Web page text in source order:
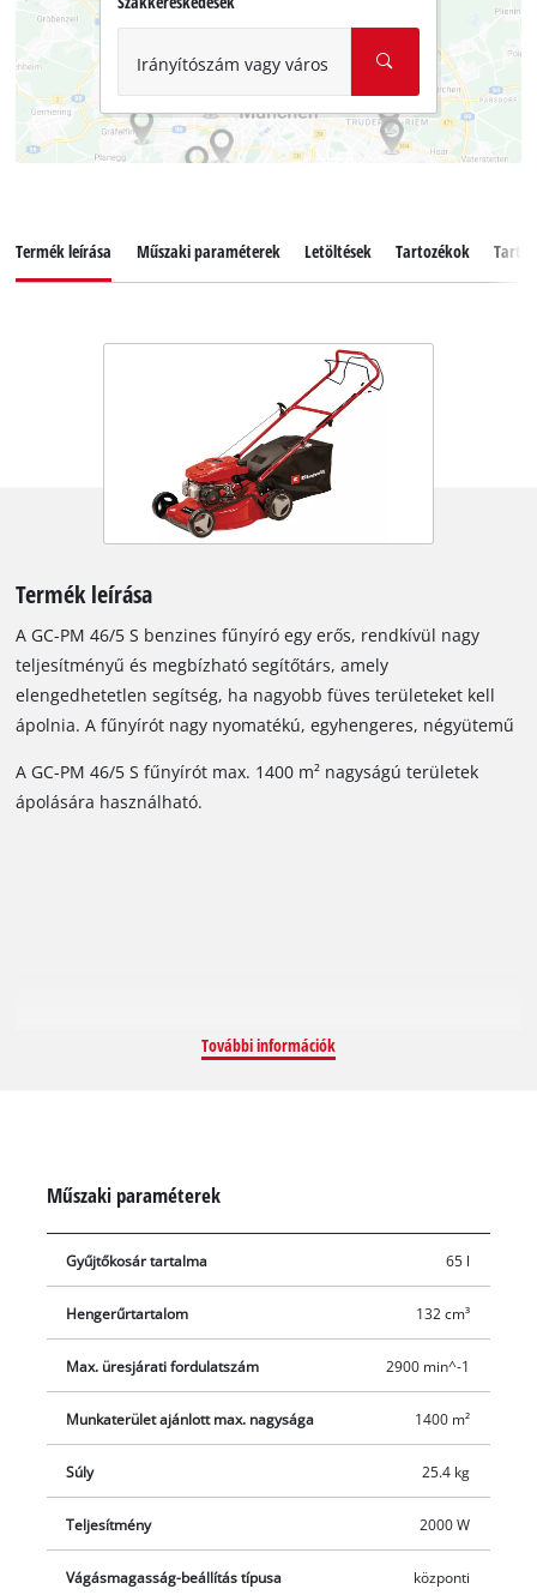
Irányítószám vagy város
Termék leírása Műszaki paraméterek Letöltések Tartozékok
Termék leírása
A GC-PM 46/5 S benzines fűnyíró egy erős, rendkívül nagy
teljesítményű és megbízható segítőtárs, amely
elengedhetetlen segítség, ha nagyobb füves területeket kell
ápolnia. A fűnyírót nagy nyomatékú, egyhengeres, négyütemű
pedig minden terepen megkönnyíti a fűnyírást. A
kilencfokozatú központi magasságállítás segítségével
fűnek; még akkor is, ha nagyobb területeket kell
A GC-PM 46/5 S fűnyírót max. 1400 m² nagyságú területek
ápolására használható.
További információk
Műszaki paraméterek
Gyűjtőkosár tartalma 65 l
Hengerűrtartalom 132 cm³
Max. üresjárati fordulatszám 2900 min^-1
Munkaterület ajánlott max. nagysága 1400 m²
Súly 25.4 kg
Teljesítmény 2000 W
Vágásmagasság-beállítás típusa központi